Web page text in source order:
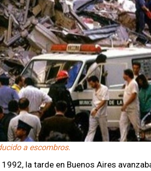
a escombros.
la tarde en Buenos Aires